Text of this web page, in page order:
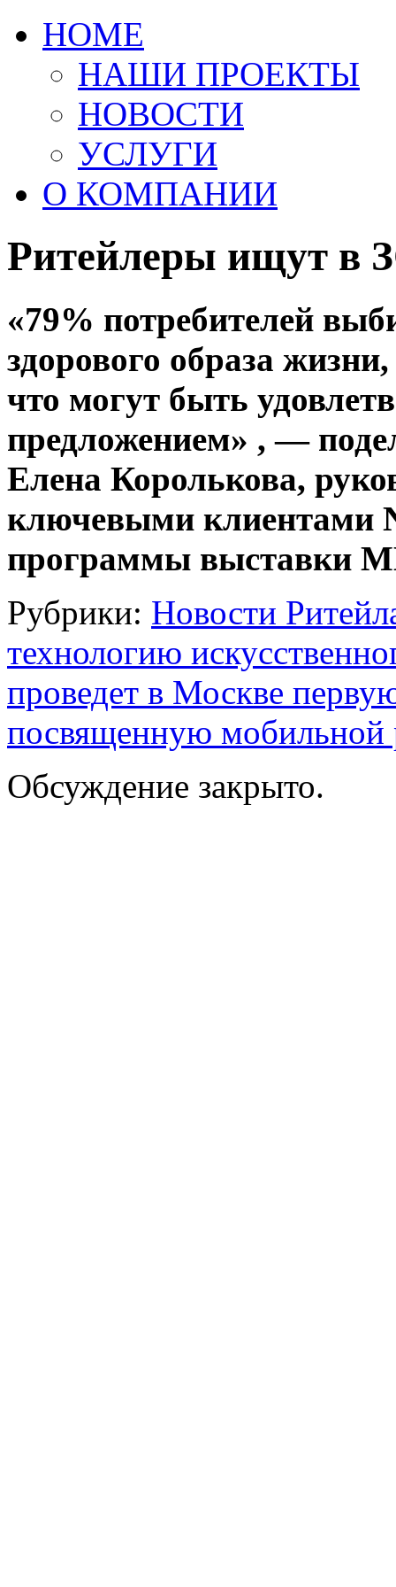
HOME
НАШИ ПРОЕКТЫ
НОВОСТИ
УСЛУГИ
О КОМПАНИИ
Ритейлеры ищут в
«79% потребителей
здорового образа
что могут быть
предложением» , —
Елена Королькова,
ключевыми клиентами
программы выставки
Рубрики: Новости
технологию
проведет в Москве
посвященную мобильной
Обсуждение закрыто.